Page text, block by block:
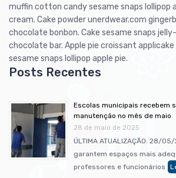
muffin cotton candy sesame snaps lollipop
cream. Cake powder unerdwear.com
chocolate bonbon. Cake sesame snaps
chocolate bar. Apple pie croissant
sesame snaps lollipop apple pie.
Escolas municipais recebem
manutenção no mês de maio
28 de maio de 2025
ÚLTIMA ATUALIZAÇÃO: 28/
garantem espaços mais
professores e funcionários